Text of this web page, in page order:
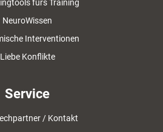
fürs Training
NeuroWissen
Interventionen
Liebe Konflikte
Service
/ Kontakt